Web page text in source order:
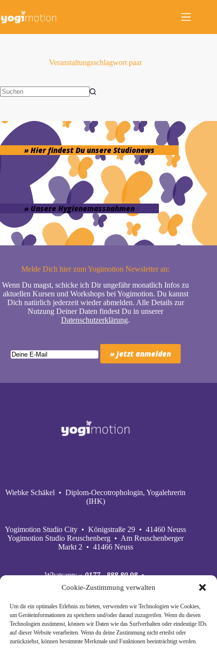
Cookie-Zustimmung verwalten
Um dir ein optimales Erlebnis zu bieten, verwenden wir Technologien wie Cookies,
um Geräteinformationen zu speichern und/oder darauf zuzugreifen. Wenn du diesen
Technologien zustimmst, können wir Daten wie das Surfverhalten oder eindeutige IDs
auf dieser Website verarbeiten. Wenn du deine Zustimmung nicht erteilst oder
zurückziehst, können bestimmte Merkmale und Funktionen beeinträchtigt werden.
springen
Veranstaltungsschlagwort paar
» Hier findest Du unsere Studionews
» Unsere Hygienemassnahmen
Melde Dich hier zum Yogimotion Newsletter an:
Wenn Du magst, schicke ich Dir ungefähr monatlich Infos zu
aktuellen Kursen und Workshops bei Yogimotion. Du kannst
Dich natürlich jederzeit wieder abmelden. Alle Details zur
Nutzung Deiner Daten findest Du in unserer
Datenschutzerklärung.
Wiebke Schäkel • Diplom-Oecotrophologin, Yogalehrerin
(IHK)
Yogimotion Studio City • Königstraße 29 • 41460 Neuss
Yogimotion Studio Reuschenberg • Am Reuschenberger
Markt 2 • 41466 Neuss
Whatsapp:» 0177 - 888 80 98•
Mobil:
» 0177 - 888 80 98
E‑Mail:» wiebke@yogimotion.de•
Youtube:» yogimotion• XING:» Wiebke Schäkel